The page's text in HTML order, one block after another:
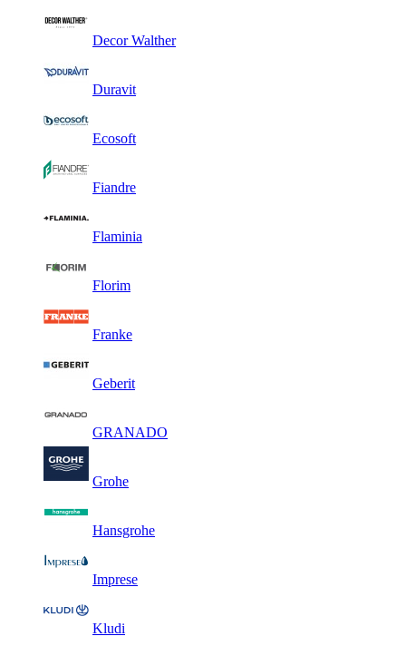
Decor Walther
Duravit
Ecosoft
Fiandre
Flaminia
Florim
Franke
Geberit
GRANADO
Grohe
Hansgrohe
Imprese
Kludi